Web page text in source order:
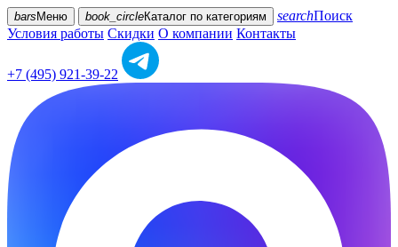
bars Меню book_circleКаталог по категориям searchПоиск
Условия работы Скидки О компании Контакты
+7 (495) 921-39-22